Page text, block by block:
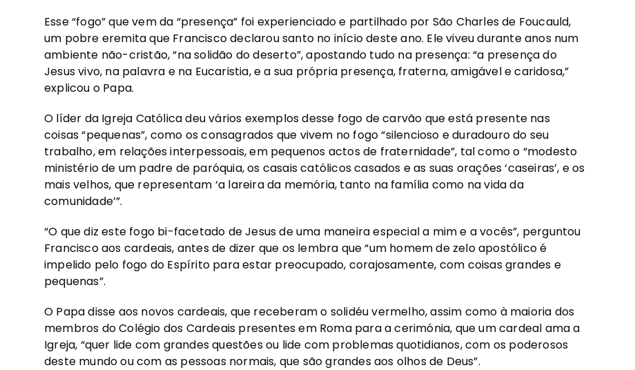
Esse “fogo” que vem da “presença” foi experienciado e partilhado por São Charles de Foucauld,
um pobre eremita que Francisco declarou santo no início deste ano. Ele viveu durante anos num
ambiente não-cristão, “na solidão do deserto”, apostando tudo na presença: “a presença do
Jesus vivo, na palavra e na Eucaristia, e a sua própria presença, fraterna, amigável e caridosa,”
explicou o Papa.
O líder da Igreja Católica deu vários exemplos desse fogo de carvão que está presente nas
coisas “pequenas”, como os consagrados que vivem no fogo “silencioso e duradouro do seu
trabalho, em relações interpessoais, em pequenos actos de fraternidade”, tal como o “modesto
ministério de um padre de paróquia, os casais católicos casados e as suas orações ‘caseiras’, e os
mais velhos, que representam ‘a lareira da memória, tanto na família como na vida da
comunidade’”.
“O que diz este fogo bi-facetado de Jesus de uma maneira especial a mim e a vocês”, perguntou
Francisco aos cardeais, antes de dizer que os lembra que “um homem de zelo apostólico é
impelido pelo fogo do Espírito para estar preocupado, corajosamente, com coisas grandes e
pequenas”.
O Papa disse aos novos cardeais, que receberam o solidéu vermelho, assim como à maioria dos
membros do Colégio dos Cardeais presentes em Roma para a cerimónia, que um cardeal ama a
Igreja, “quer lide com grandes questões ou lide com problemas quotidianos, com os poderosos
deste mundo ou com as pessoas normais, que são grandes aos olhos de Deus”.